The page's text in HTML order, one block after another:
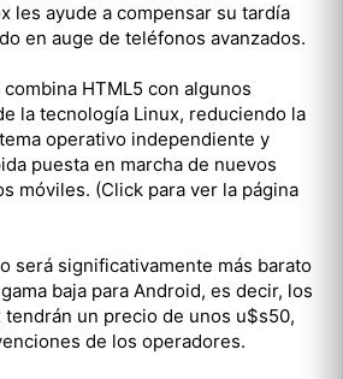
les ayude a compensar su tardía
en auge de teléfonos avanzados.
HTML5 con algunos
la tecnología Linux, reduciendo la
operativo independiente y
puesta en marcha de nuevos
móviles. (Click para ver la página
será significativamente más barato
baja para Android, es decir, los
un precio de unos u$s50,
de los operadores.